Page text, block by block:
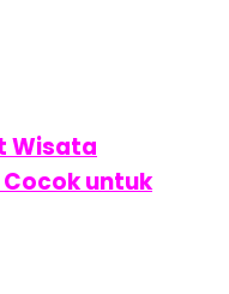
Wisata
untuk